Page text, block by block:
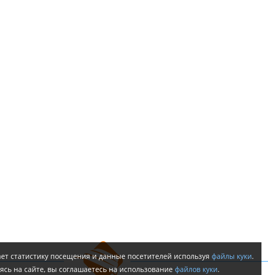
статистику посещения и данные посетителей используя файлы куки.
на сайте, вы соглашаетесь на использование файлов куки.